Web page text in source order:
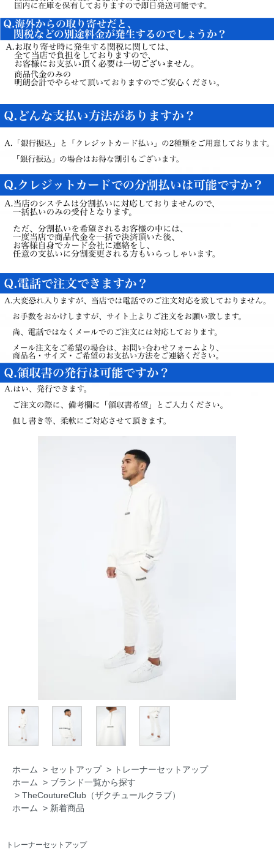
ホーム > セットアップ > トレーナーセットアップ
ホーム > ブランド一覧から探す
> TheCoutureClub（ザクチュールクラブ）
ホーム > 新着商品
トレーナーセットアップ